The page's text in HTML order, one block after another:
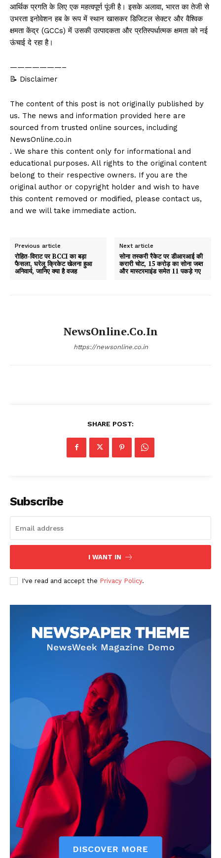
आर्थिक प्रगति के लिए एक महत्वपूर्ण पूंजी है। इसके अलावा, भारत का तेजी से
उभरता इनोवेशन हब के रूप में स्थान खासकर डिजिटल सेक्टर और वैश्विक
क्षमता केंद्र (GCCs) में उसकी उत्पादकता और प्रतिस्पर्धात्मक क्षमता को नई
ऊंचाई दे रहा है।
———————–
📝 Disclaimer
The content of this post is not originally published by
us. The news and information provided here are
sourced from trusted online sources, including
NewsOnline.co.in
. We share this content only for informational and
educational purposes. All rights to the original content
belong to their respective owners. If you are the
original author or copyright holder and wish to have
this content removed or modified, please contact us,
and we will take immediate action.
Previous article
रोहित-विराट पर BCCI का बड़ा
फैसला, घरेलू क्रिकेट खेलना हुआ
अनिवार्य, जानिए क्या है वजह
Next article
सोना तस्करी रैकेट पर डीआरआई की
करारी चोट, 15 करोड़ का सोना जब्त
और मास्टरमाइंड समेत 11 पकड़े गए
NewsOnline.co.in
https://newsonline.co.in
SHARE POST:
Subscribe
I WANT IN
I've read and accept the Privacy Policy.